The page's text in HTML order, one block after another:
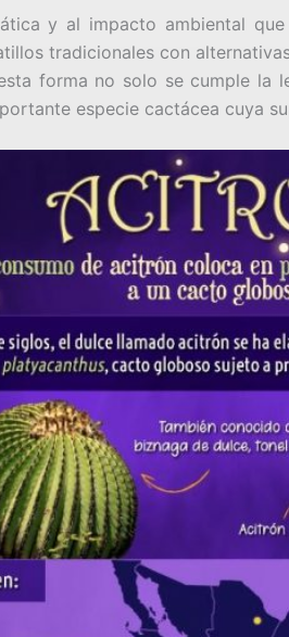
y al impacto ambiental
tradicionales con
forma no solo se cumple la
especie cactácea cuya